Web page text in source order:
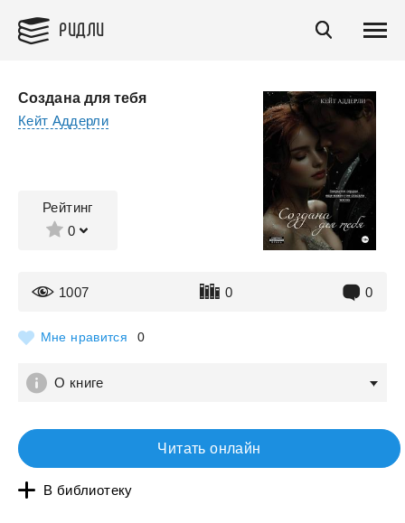
РИДЛИ
Создана для тебя
Кейт Аддерли
Рейтинг
0
1007 0 0
Мне нравится 0
О книге
Читать онлайн
В библиотеку